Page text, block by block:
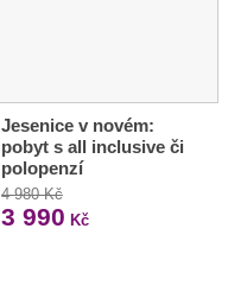
Jesenice v novém:
pobyt s all inclusive či
polopenzí
4 980 Kč
3 990 Kč